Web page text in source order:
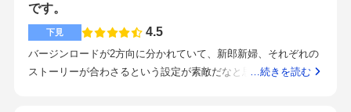
ら式場を探す方たちには一度でいいので行ってみてほしいで
す。新幹線停止駅、駅から徒歩5～10分程度、駅から出てすぐ見
えるホテル自体がわかりやすい目印になる駐車場ありで車でも
来れるホテルなので宿泊も手厚い初めてフェアでお伺いさせて
べれるようにして欲しかった。新横浜駅からすぐのところなの
でロケーションはとても良い。遠方からの参列者が多かったの
で新幹線が停まる駅は絶対条件であった。また、新横浜エリア
では一番高い建物なので、わかりやすい。どのスタッフも親身
です。
下見 4.5
バージンロードが2方向に分かれていて、新郎新婦、それぞれの
ストーリーが合わさるという設定が素敵だなと思いました。40
…続きを読む